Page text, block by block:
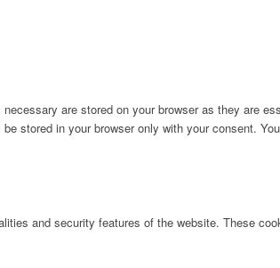
are stored on your browser as they are
stored in your browser only with your consent.
and security features of the website. These